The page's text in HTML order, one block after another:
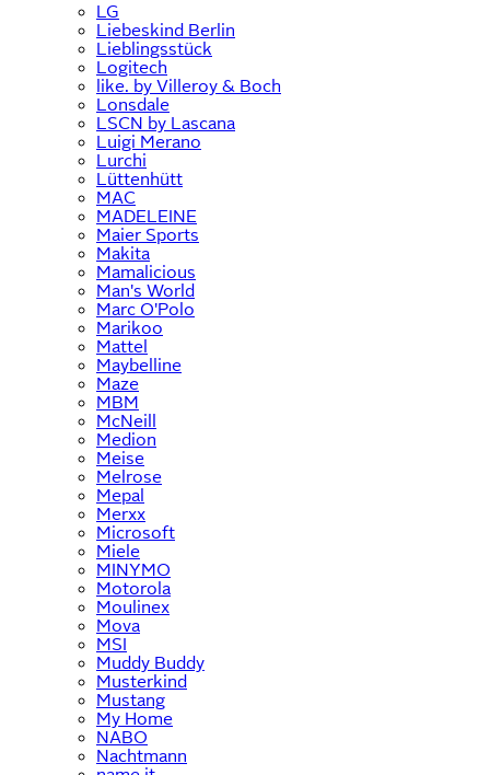
LG
Liebeskind Berlin
Lieblingsstück
Logitech
like. by Villeroy & Boch
Lonsdale
LSCN by Lascana
Luigi Merano
Lurchi
Lüttenhütt
MAC
MADELEINE
Maier Sports
Makita
Mamalicious
Man's World
Marc O'Polo
Marikoo
Mattel
Maybelline
Maze
MBM
McNeill
Medion
Meise
Melrose
Mepal
Merxx
Microsoft
Miele
MINYMO
Motorola
Moulinex
Mova
MSI
Muddy Buddy
Musterkind
Mustang
My Home
NABO
Nachtmann